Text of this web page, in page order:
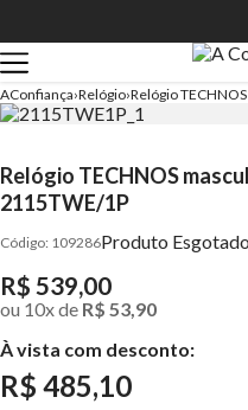
AConfiança Relógio Relógio
Relógio TECHNOS
2115TWE/1P
109286Produto Esgotado
R$ 539,00
ou 10xde R$ 53,90
À vista com desconto:
R$ 485,10